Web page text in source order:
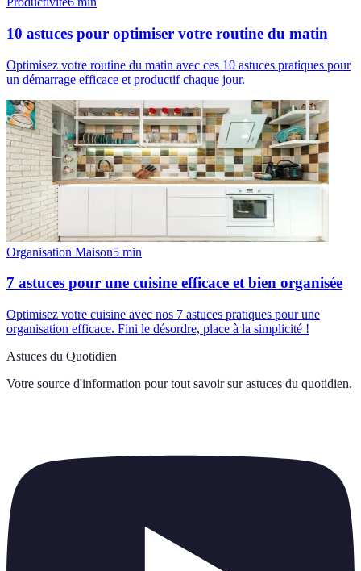
10 astuces pour optimiser votre routine du matin
Optimisez votre routine du matin avec ces 10 astuces pratiques pour
un démarrage efficace et productif chaque jour.
Organisation Maison5 min
7 astuces pour une cuisine efficace et bien organisée
Optimisez votre cuisine avec nos 7 astuces pratiques pour une
organisation efficace. Fini le désordre, place à la simplicité !
Astuces du Quotidien
Votre source d'information pour tout savoir sur astuces du quotidien.